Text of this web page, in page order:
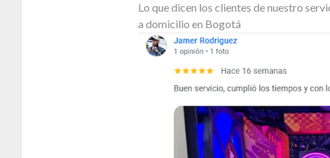
Lo que dicen los clientes de nuestro
a domicilio en Bogotá